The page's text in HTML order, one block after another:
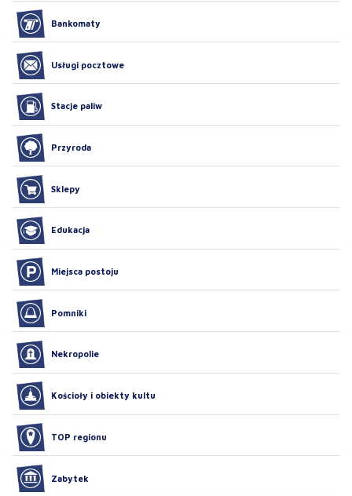
Bankomaty
Usługi pocztowe
Stacje paliw
Przyroda
Sklepy
Edukacja
Miejsca postoju
Pomniki
Nekropolie
Kościoły i obiekty kultu
TOP regionu
Zabytek